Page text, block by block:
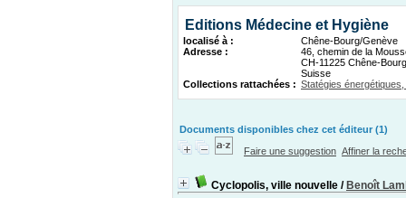
Editions Médecine et Hygiène
localisé à :
Chêne-Bourg/Genève
Adresse :
46, chemin de la
CH-11225 Chêne-
Suisse
Collections rattachées : Statégies
Documents disponibles chez cet éditeur (1)
Faire une suggestion Affiner la
Cyclopolis, ville nouvelle / Benoît